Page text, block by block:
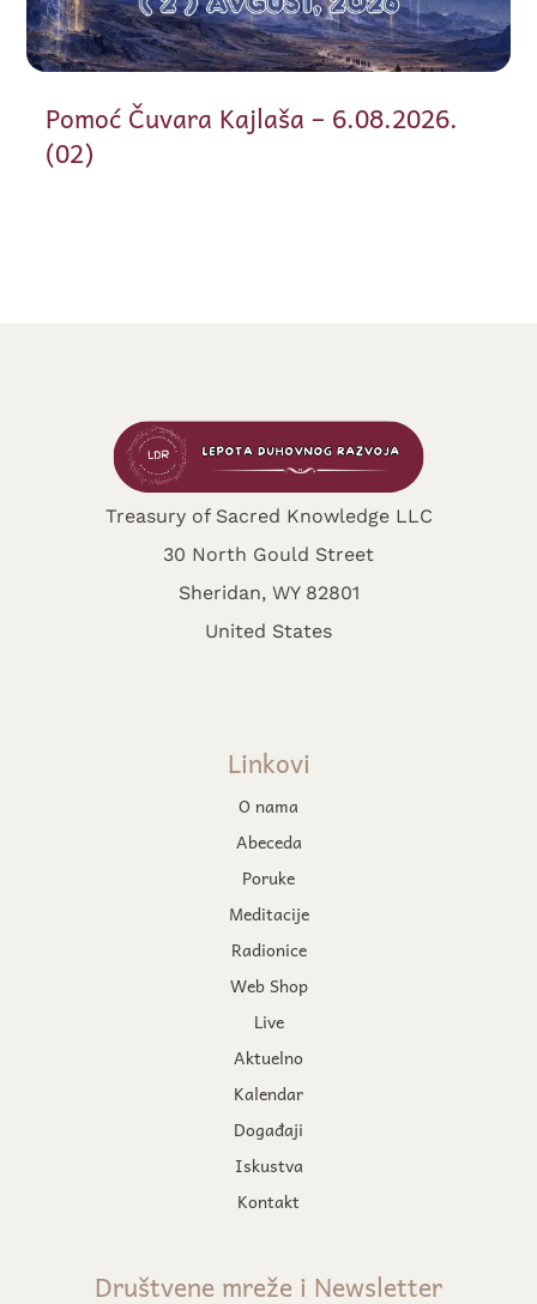
Pomoć Čuvara Kajlaša – 6.08.2026.
(02)
Treasury of Sacred Knowledge LLC
30 North Gould Street
Sheridan, WY 82801
United States
Linkovi
O nama
Abeceda
Poruke
Meditacije
Radionice
Web Shop
Live
Aktuelno
Kalendar
Događaji
Iskustva
Kontakt
Društvene mreže i Newsletter